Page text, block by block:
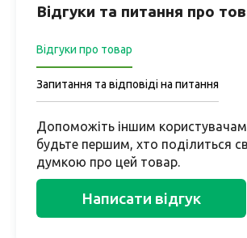
Відгуки та питання про
Відгуки про товар
Запитання та відповіді на питання
Допоможіть іншим
будьте першим, хто поділиться
думкою про цей товар.
Написати відгук